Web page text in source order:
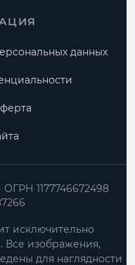
данных
ОГРН 1177746672498
исключительно
Все изображения,
для наглядности